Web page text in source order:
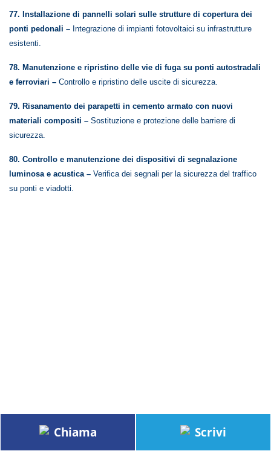
77. Installazione di pannelli solari sulle strutture di copertura dei
ponti pedonali – Integrazione di impianti fotovoltaici su infrastrutture
esistenti.
78. Manutenzione e ripristino delle vie di fuga su ponti autostradali
e ferroviari – Controllo e ripristino delle uscite di sicurezza.
79. Risanamento dei parapetti in cemento armato con nuovi
materiali compositi – Sostituzione e protezione delle barriere di
sicurezza.
80. Controllo e manutenzione dei dispositivi di segnalazione
luminosa e acustica – Verifica dei segnali per la sicurezza del traffico
su ponti e viadotti.
>> PRENOTA SUBITO <<
Chiama Scrivi